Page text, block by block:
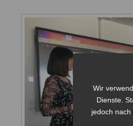
Wir
Dienste.
jedoch